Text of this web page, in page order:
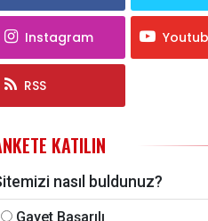
Instagram
RSS
KATILIN
nasıl buldunuz?
Gayet Başarılı